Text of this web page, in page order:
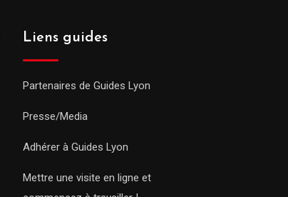
Liens guides
Partenaires de Guides Lyon
Presse/Media
Adhérer à Guides Lyon
Mettre une visite en ligne et